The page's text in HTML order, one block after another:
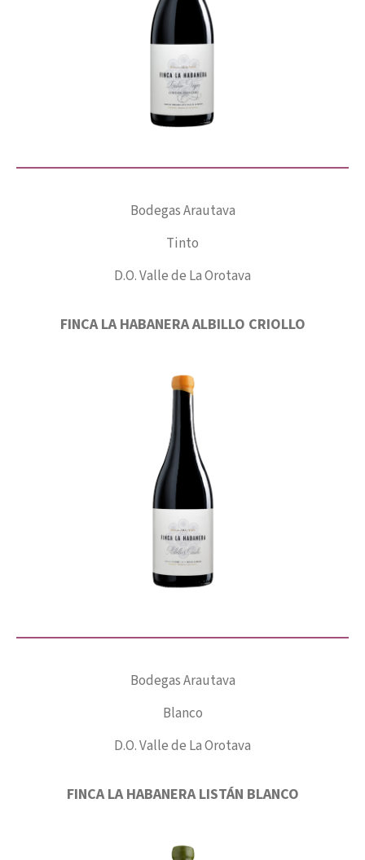
Bodegas Arautava
Tinto
D.O. Valle de La Orotava
FINCA LA HABANERA ALBILLO CRIOLLO
Bodegas Arautava
Blanco
D.O. Valle de La Orotava
FINCA LA HABANERA LISTÁN BLANCO